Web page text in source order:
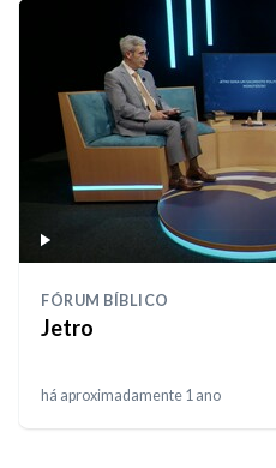
FÓRUM BÍBLICO
Jetro
há aproximadamente 1 ano